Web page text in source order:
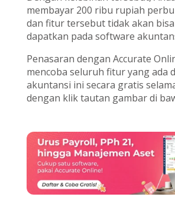
membayar 200 ribu rupiah
dan fitur tersebut tidak akan bisa
dapatkan pada software
Penasaran dengan Accurate
mencoba seluruh fitur yang ada
akuntansi ini secara gratis
dengan klik tautan gambar di